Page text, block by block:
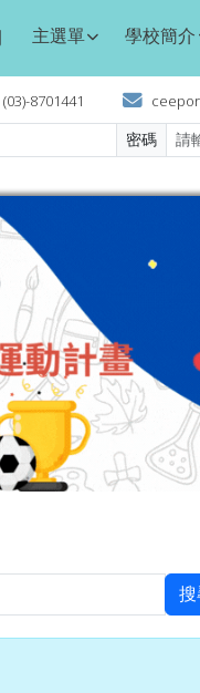
主選單 學校簡介
(03)-8701441
密碼
搜